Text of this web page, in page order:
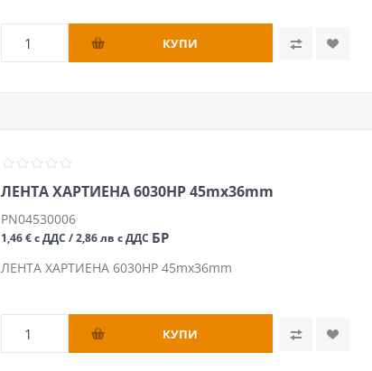
ЛЕНТА ХАРТИЕНА 6030HP 45mх36mm
PN04530006
1,46 € с ДДС / 2,86 лв с ДДС БР
ЛЕНТА ХАРТИЕНА 6030HP 45mх36mm